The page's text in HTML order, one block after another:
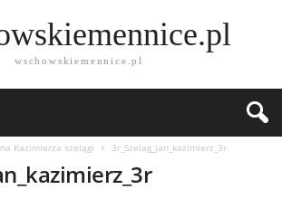
wschowskiemennice.pl
Kazimierza szelągi 3r_Szelag_jan_kazimierz_3r